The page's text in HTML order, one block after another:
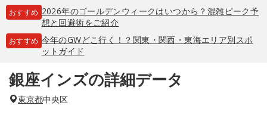
おすすめ 2026年のゴールデンウィークはいつから？混雑ピーク予
想と回避術をご紹介
おすすめ 今年のGWどこ行く！？関東・関西・東海エリア別スポ
ットガイド
銀座インズの詳細データ
東京都中央区